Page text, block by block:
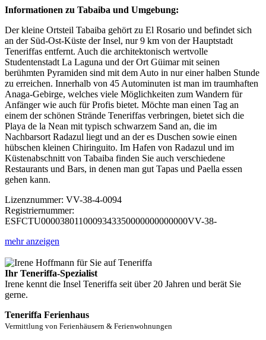
Informationen zu Tabaiba und Umgebung:
Der kleine Ortsteil Tabaiba gehört zu El Rosario und befindet sich
an der Süd-Ost-Küste der Insel, nur 9 km von der Hauptstadt
Teneriffas entfernt. Auch die architektonisch wertvolle
Studentenstadt La Laguna und der Ort Güimar mit seinen
berühmten Pyramiden sind mit dem Auto in nur einer halben Stunde
zu erreichen. Innerhalb von 45 Autominuten ist man im traumhaften
Anaga-Gebirge, welches viele Möglichkeiten zum Wandern für
Anfänger wie auch für Profis bietet. Möchte man einen Tag an
einem der schönen Strände Teneriffas verbringen, bietet sich die
Playa de la Nean mit typisch schwarzem Sand an, die im
Nachbarsort Radazul liegt und an der es Duschen sowie einen
hübschen kleinen Chiringuito. Im Hafen von Radazul und im
Küstenabschnitt von Tabaiba finden Sie auch verschiedene
Restaurants und Bars, in denen man gut Tapas und Paella essen
gehen kann.
Lizenznummer: VV-38-4-0094
Registriernummer:
ESFCTU0000380110009343350000000000000VV-38-
mehr anzeigen
Ihr Teneriffa-Spezialist
Irene kennt die Insel Teneriffa seit über 20 Jahren und berät Sie
gerne.
Teneriffa Ferienhaus
Vermittlung von Ferienhäusern & Ferienwohnungen